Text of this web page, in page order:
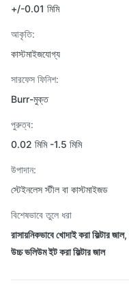
+/-0.01 মিমি
আকৃতি:
কাস্টমাইজযোগ্য
সারফেস ফিনিশ:
Burr-মুক্ত
পুরুত্ব:
0.02 মিমি -1.5 মিমি
উপাদান:
স্টেইনলেস স্টীল বা কাস্টমাইজড
বিশেষভাবে তুলে ধরা
রাসায়নিকভাবে খোদাই করা ফিল্টার জাল,
উচ্চ ভলিউম ইট করা ফিল্টার জাল